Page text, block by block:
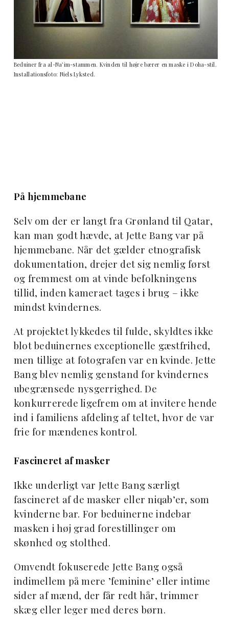
Beduiner fra al-Na’im-stammen. Kvinden til højre bærer en maske i Doha-stil.
Installationsfoto: Niels Lyksted.
På hjemmebane
Selv om der er langt fra Grønland til Qatar,
kan man godt hævde, at Jette Bang var på
hjemmebane. Når det gælder etnografisk
dokumentation, drejer det sig nemlig først
og fremmest om at vinde befolkningens
tillid, inden kameraet tages i brug – ikke
mindst kvindernes.
At projektet lykkedes til fulde, skyldtes ikke
blot beduinernes exceptionelle gæstfrihed,
men tillige at fotografen var en kvinde. Jette
Bang blev nemlig genstand for kvindernes
ubegrænsede nysgerrighed. De
konkurrerede ligefrem om at invitere hende
ind i familiens afdeling af teltet, hvor de var
frie for mændenes kontrol.
Fascineret af masker
Ikke underligt var Jette Bang særligt
fascineret af de masker eller niqab’er, som
kvinderne bar. For beduinerne indebar
masken i høj grad forestillinger om
skønhed og stolthed.
Omvendt fokuserede Jette Bang også
indimellem på mere ’feminine’ eller intime
sider af mænd, der får redt hår, trimmer
skæg eller leger med deres børn.